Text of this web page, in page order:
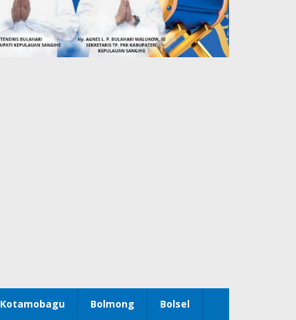
Kotamobagu Bolmong Bolsel